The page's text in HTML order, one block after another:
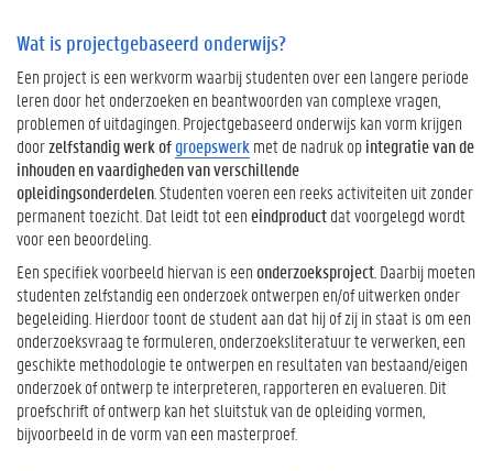
b
a
s
e
e
r
d
o
n
e
r
w
i
j
s
?
Wat is projectgebaseerd onderwijs?
Een project is een werkvorm waarbij studenten over een langere periode
leren door het onderzoeken en beantwoorden van complexe vragen,
problemen of uitdagingen. Projectgebaseerd onderwijs kan vorm krijgen
doorzelfstandig werk ofgroepswerkmet de nadruk opintegratie van de
inhouden en vaardigheden van verschillende
opleidingsonderdelen . Studenten voeren een reeks activiteiten uit zonder
permanent toezicht. Dat leidt tot eeneindproductdat voorgelegd wordt
voor een beoordeling.
Een specifiek voorbeeld hiervan is eenonderzoeksproject . Daarbij moeten
studenten zelfstandig een onderzoek ontwerpen en/of uitwerken onder
begeleiding. Hierdoor toont de student aan dat hij of zij in staat is om een
onderzoeksvraag te formuleren, onderzoeksliteratuur te verwerken, een
geschikte methodologie te ontwerpen en resultaten van bestaand/eigen
onderzoek of ontwerp te interpreteren, rapporteren en evalueren. Dit
proefschrift of ontwerp kan het sluitstuk van de opleiding vormen,
bijvoorbeeld in de vorm van een masterproef.